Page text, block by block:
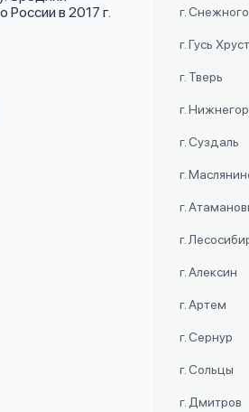
в 2017 г.
г.
г. Гусь
г. Тверь
г.
г. Суздаль
г.
г.
г.
г. Алексин
г. Артем
г. Сернур
г. Сольцы
г. Дмитров